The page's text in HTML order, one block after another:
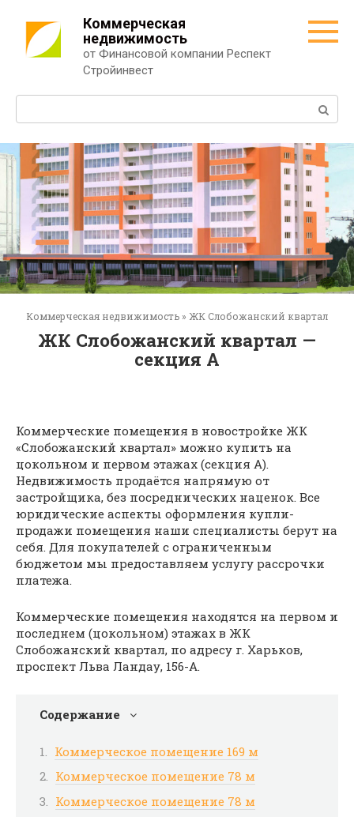
контенту
Коммерческая
недвижимость
от Финансовой компании Респект
Стройинвест
Коммерческая недвижимость » ЖК Слобожанский квартал
ЖК Слобожанский квартал —
секция A
Коммерческие помещения в новостройке ЖК
«Слобожанский квартал» можно купить на
цокольном и первом этажах (секция А).
Недвижимость продаётся напрямую от
застройщика, без посреднических наценок. Все
юридические аспекты оформления купли-
продажи помещения наши специалисты берут на
себя. Для покупателей с ограниченным
бюджетом мы предоставляем услугу рассрочки
платежа.
Коммерческие помещения находятся на первом и
последнем (цокольном) этажах в ЖК
Слобожанский квартал, по адресу г. Харьков,
проспект Льва Ландау, 156-А.
Содержание
Коммерческое помещение 169 м
Коммерческое помещение 78 м
Коммерческое помещение 78 м